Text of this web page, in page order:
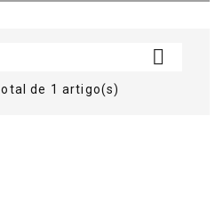

de 1 artigo(s)